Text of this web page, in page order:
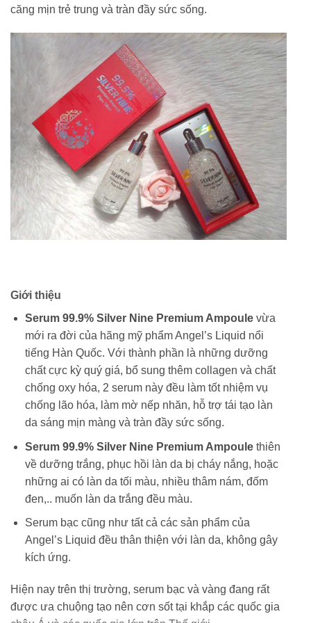
căng mịn trẻ trung và tràn đầy sức sống.
Giới thiệu
Serum 99.9% Silver Nine Premium Ampoulevừa
mới ra đời của hãng mỹ phẩm Angel’s Liquid nổi
tiếng Hàn Quốc. Với thành phần là những dưỡng
chất cực kỳ quý giá, bổ sung thêm collagen và chất
chống oxy hóa, 2 serum này đều làm tốt nhiệm vụ
chống lão hóa, làm mờ nếp nhăn, hỗ trợ tái tạo làn
da sáng mịn màng và tràn đầy sức sống.
Serum 99.9% Silver Nine Premium Ampoulethiên
về dưỡng trắng, phục hồi làn da bị cháy nắng, hoặc
những ai có làn da tối màu, nhiều thâm nám, đốm
đen,.. muốn làn da trắng đều màu.
Serum bạc cũng như tất cả các sản phẩm của
Angel’s Liquid đều thân thiện với làn da, không gây
kích ứng.
Hiện nay trên thị trường, serum bạc và vàng đang rất
được ưa chuộng tạo nên cơn sốt tại khắp các quốc gia